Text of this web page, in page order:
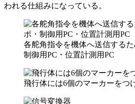
われる仕組みになっている。
各舵角指令を機体へ送信するた
制御用PC・位置計測用PC
飛行体には6個のマーカーをつ